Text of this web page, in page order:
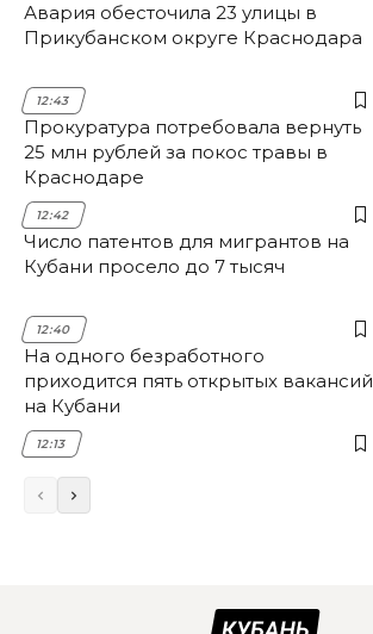
Авария обесточила 23 улицы в
Прикубанском округе Краснодара
12:43
Прокуратура потребовала вернуть
25 млн рублей за покос травы в
Краснодаре
12:42
Число патентов для мигрантов на
Кубани просело до 7 тысяч
12:40
На одного безработного
приходится пять открытых вакансий
на Кубани
12:13